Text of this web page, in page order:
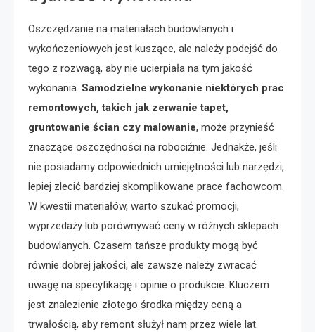
Oszczędzanie na materiałach budowlanych i
wykończeniowych jest kuszące, ale należy podejść do
tego z rozwagą, aby nie ucierpiała na tym jakość
wykonania. Samodzielne wykonanie niektórych prac
remontowych, takich jak zerwanie tapet,
gruntowanie ścian czy malowanie, może przynieść
znaczące oszczędności na robociźnie. Jednakże, jeśli
nie posiadamy odpowiednich umiejętności lub narzędzi,
lepiej zlecić bardziej skomplikowane prace fachowcom.
W kwestii materiałów, warto szukać promocji,
wyprzedaży lub porównywać ceny w różnych sklepach
budowlanych. Czasem tańsze produkty mogą być
równie dobrej jakości, ale zawsze należy zwracać
uwagę na specyfikację i opinie o produkcie. Kluczem
jest znalezienie złotego środka między ceną a
trwałością, aby remont służył nam przez wiele lat.